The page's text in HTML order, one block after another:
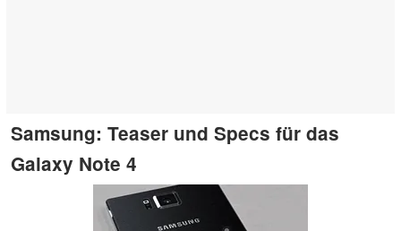
Samsung: Teaser und Specs für das
Galaxy Note 4